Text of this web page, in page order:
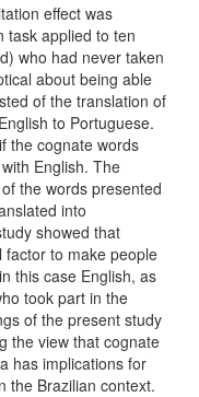
effect was
task applied to ten
who had never taken
about being able
of the translation of
to Portuguese.
the cognate words
English. The
the words presented
into
showed that
factor to make people
this case English, as
took part in the
of the present study
the view that cognate
has implications for
the Brazilian context.